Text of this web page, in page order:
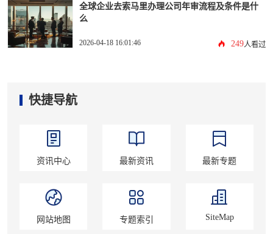
全球企业去索马里办理公司年审流程及条件是什
么
2026-04-18 16:01:46 249人看过
快捷导航
资讯中心 最新资讯 最新专题
网站地图 专题索引 SiteMap